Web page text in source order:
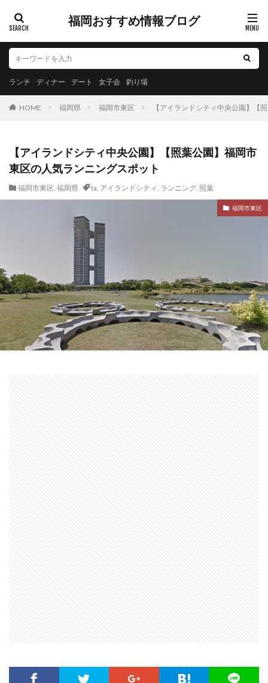
福岡おすすめ情報ブログ
ランチ ディナー デート 女子会 釣り場
HOME 福岡県 福岡市東区 【アイランドシティ中央公園】【
【アイランドシティ中央公園】【照葉公園】福岡市
東区の人気ランニングスポット
福岡市東区, 福岡県 ta, アイランドシティ, ランニング, 照葉
福岡市東区